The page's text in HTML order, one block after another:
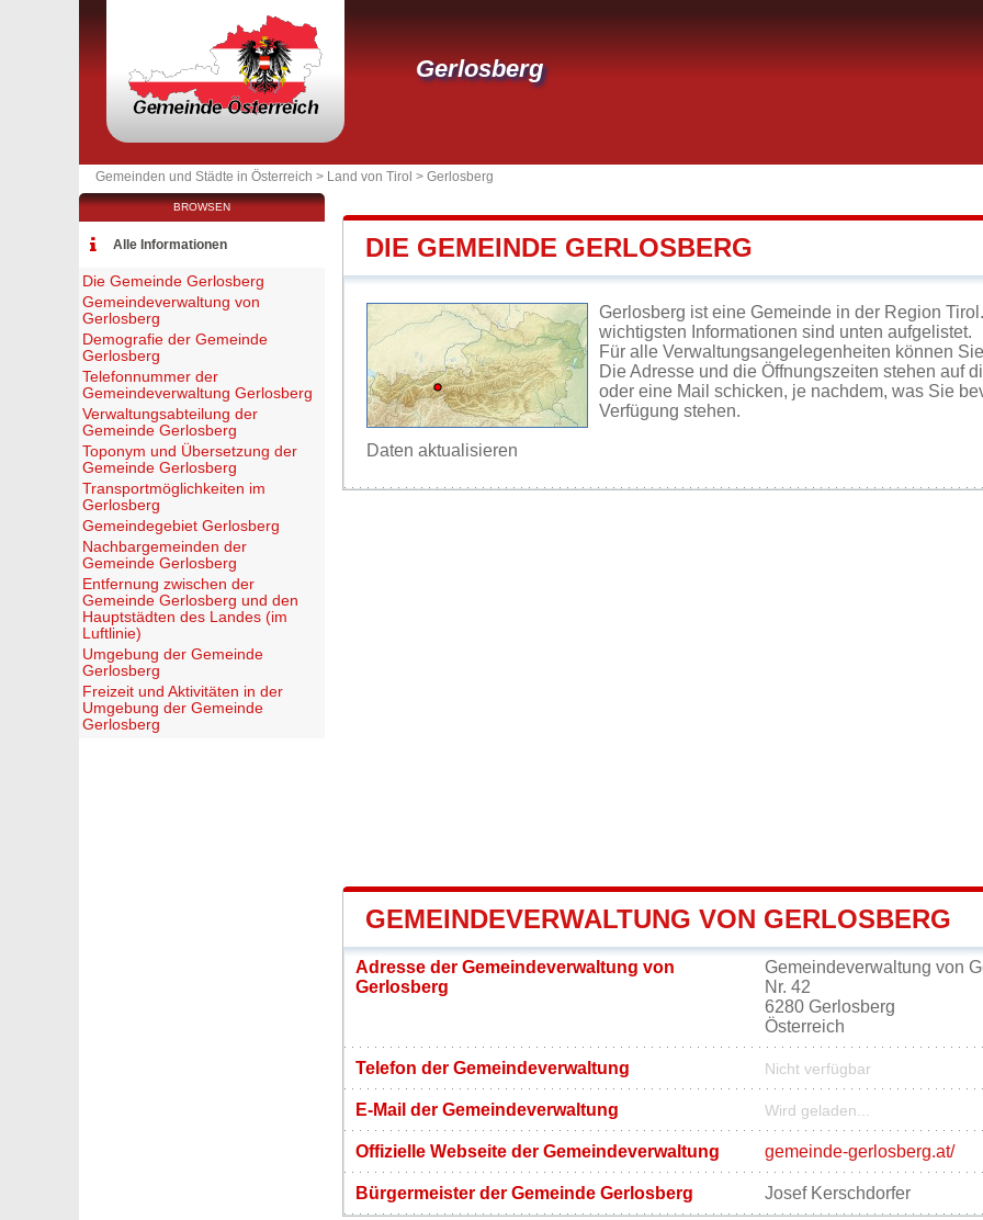
Gerlosberg
Gemeinden und Städte in Österreich > Land von Tirol > Gerlosberg
DIE GEMEINDE GERLOSBERG
Gerlosberg ist eine Gemeinde in der Region
wichtigsten Informationen sind unten aufgelistet.
Für alle Verwaltungsangelegenheiten können
Die Adresse und die Öffnungszeiten stehen auf
oder eine Mail schicken, je nachdem, was Sie
Verfügung stehen.
Daten aktualisieren
GEMEINDEVERWALTUNG VON GERLOSBERG
Adresse der Gemeindeverwaltung von
Gerlosberg
Gemeindeverwaltung von
Nr. 42
6280 Gerlosberg
Österreich
Telefon der Gemeindeverwaltung Nicht verfügbar
E-Mail der Gemeindeverwaltung Wird geladen...
Offizielle Webseite der Gemeindeverwaltung gemeinde-gerlosberg.at/
Bürgermeister der Gemeinde Gerlosberg Josef Kerschdorfer
BROWSEN
Alle Informationen
Die Gemeinde Gerlosberg
Gemeindeverwaltung von
Gerlosberg
Demografie der Gemeinde
Gerlosberg
Telefonnummer der
Gemeindeverwaltung Gerlosberg
Verwaltungsabteilung der
Gemeinde Gerlosberg
Toponym und Übersetzung der
Gemeinde Gerlosberg
Transportmöglichkeiten im
Gerlosberg
Gemeindegebiet Gerlosberg
Nachbargemeinden der
Gemeinde Gerlosberg
Entfernung zwischen der
Gemeinde Gerlosberg und den
Hauptstädten des Landes (im
Luftlinie)
Umgebung der Gemeinde
Gerlosberg
Freizeit und Aktivitäten in der
Umgebung der Gemeinde
Gerlosberg